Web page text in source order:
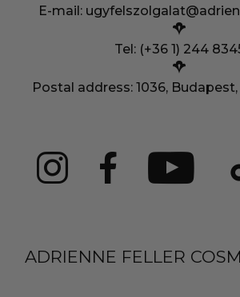
E-mail:
Tel: (+36 1) 244
Postal address: 1036,
ADRIENNE FELLER